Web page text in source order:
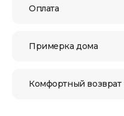
Оплата
Примерка дома
Комфортный возврат